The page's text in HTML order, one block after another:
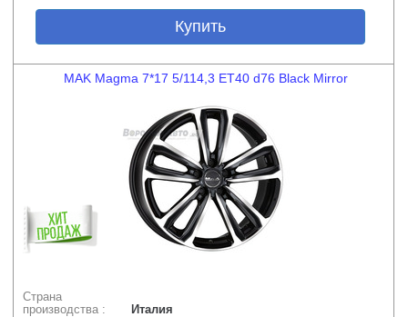
Купить
MAK Magma 7*17 5/114,3 ET40 d76 Black Mirror
Страна
производства :
Италия